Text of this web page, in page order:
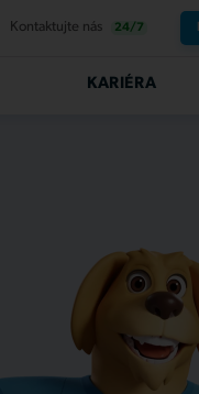
Kontaktujte nás 24/7
KARIÉRA